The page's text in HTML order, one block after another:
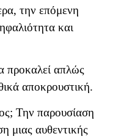
την επόμενη
και
προκαλεί απλώς
αποκρουστική.
Την παρουσίαση
μιας αυθεντικής